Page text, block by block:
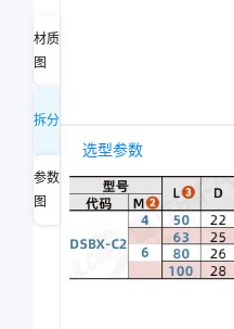
材质
图
拆分
参数
图
选型参数